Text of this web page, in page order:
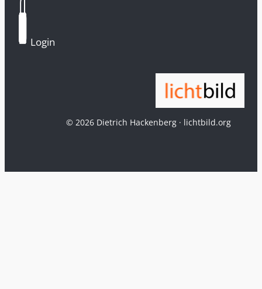
Login
© 2026 Dietrich Hackenberg · lichtbild.org